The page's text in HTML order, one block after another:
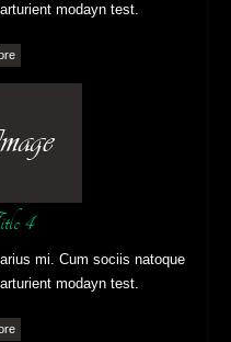
modayn test.
4
mi. Cum sociis natoque
modayn test.